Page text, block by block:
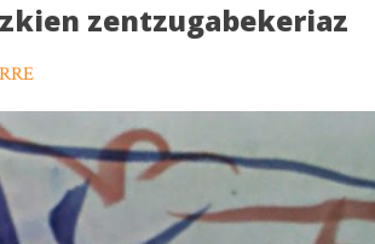
zentzugabekeriaz